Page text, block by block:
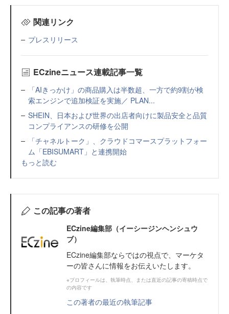
関連リンク
プレスリリース
ECzineニュース連載記事一覧
「AIきっかけ」の商品購入は半数超、一方で約9割が検
索エンジンで追加検証を実施／ PLAN...
SHEIN、日本および世界の出店者向けに製品安全と品質
コンプライアンスの研修を公開
「チャネルトーク」、クラウドコマースプラットフォー
ム「EBISUMART」と連携開始
もっと読む
この記事の著者
ECzine編集部（イーシージンヘンシュウ
ブ）
ECzine編集部ならではの視点で、マーケタ
ーの皆さんに情報をお伝えいたします。
※プロフィールは、執筆時点、または直近の記事の寄稿時点で
の内容です
この著者の最近の執筆記事